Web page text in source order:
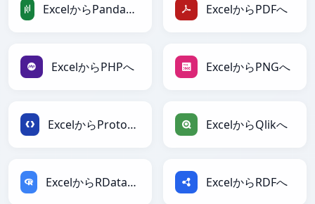
ExcelからPandasDataFrameへ ExcelからPDFへ
ExcelからPHPへ ExcelからPNGへ
ExcelからProtobufへ ExcelからQlikへ
ExcelからRDataFrameへ ExcelからRDFへ